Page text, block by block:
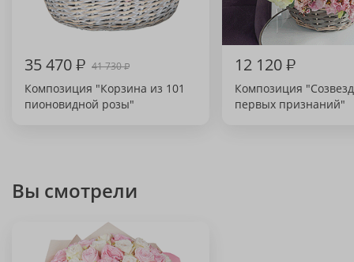
35 470₽ 41 730₽
Композиция "Корзина из 101
пионовидной розы"
12 120₽
Композиция
первых признаний"
Вы смотрели